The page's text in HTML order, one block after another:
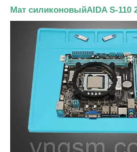
Мат силиконовыйAIDA S-110